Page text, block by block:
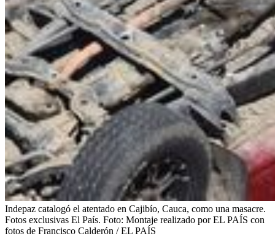
Indepaz catalogó el atentado en Cajibío, Cauca, como una masacre.
Fotos exclusivas El País. Foto: Montaje realizado por EL PAÍS con
fotos de Francisco Calderón / EL PAÍS